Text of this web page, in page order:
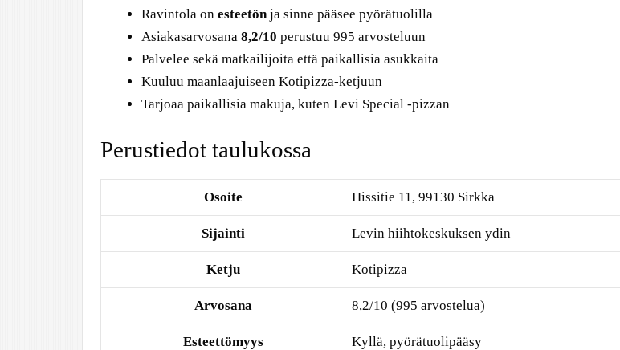
Ravintola on esteetön ja sinne pääsee pyörätuolilla
Asiakasarvosana 8,2/10 perustuu 995 arvosteluun
Palvelee sekä matkailijoita että paikallisia asukkaita
Kuuluu maanlaajuiseen Kotipizza-ketjuun
Tarjoaa paikallisia makuja, kuten Levi Special -pizzan
Perustiedot taulukossa
Osoite Hissitie 11, 99130 Sirkka
Sijainti Levin hiihtokeskuksen ydin
Ketju Kotipizza
Arvosana 8,2/10 (995 arvostelua)
Esteettömyys Kyllä, pyörätuolipääsy